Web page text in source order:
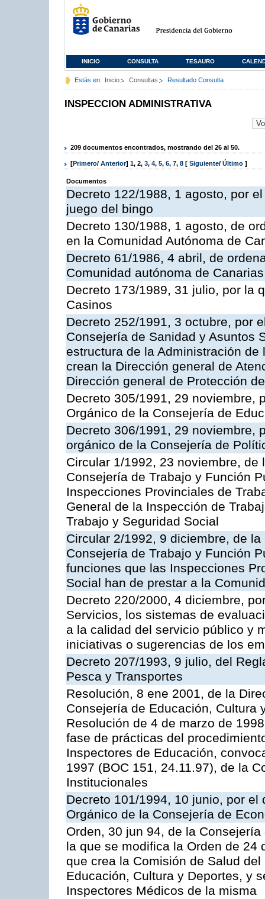
INICIO CONSULTA TESAURO
Estás en: Inicio Consultas Resultado Consulta
INSPECCION ADMINISTRATIVA
209 documentos encontrados, mostrando del 26 al 50.
[Primero/ Anterior] 1, 2, 3, 4, 5, 6, 7, 8 [ Siguiente/ Último ]
Documentos
Decreto 122/1988, 1 agosto, por
juego del bingo
Decreto 130/1988, 1 agosto, de
en la Comunidad Autónoma de
Decreto 61/1986, 4 abril, de
Comunidad autónoma de Canarias
Decreto 173/1989, 31 julio, por la
Casinos
Decreto 252/1991, 3 octubre, por
Consejería de Sanidad y Asuntos
estructura de la Administración
crean la Dirección general de
Dirección general de Protección
Decreto 305/1991, 29 noviembre,
Orgánico de la Consejería de
Decreto 306/1991, 29 noviembre,
orgánico de la Consejería de
Circular 1/1992, 23 noviembre,
Consejería de Trabajo y Función
Inspecciones Provinciales de
General de la Inspección de
Trabajo y Seguridad Social
Circular 2/1992, 9 diciembre, de
Consejería de Trabajo y Función
funciones que las Inspecciones
Social han de prestar a la
Decreto 220/2000, 4 diciembre,
Servicios, los sistemas de
a la calidad del servicio público y
iniciativas o sugerencias de los
Decreto 207/1993, 9 julio, del
Pesca y Transportes
Resolución, 8 ene 2001, de la
Consejería de Educación, Cultura
Resolución de 4 de marzo de
fase de prácticas del
Inspectores de Educación,
1997 (BOC 151, 24.11.97), de la
Institucionales
Decreto 101/1994, 10 junio, por
Orgánico de la Consejería de
Orden, 30 jun 94, de la
la que se modifica la Orden de 24
que crea la Comisión de Salud
Educación, Cultura y Deportes, y
Inspectores Médicos de la misma